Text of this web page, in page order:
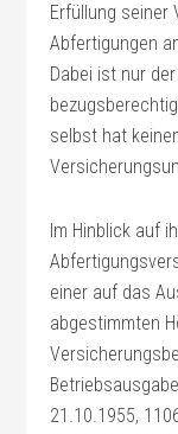
Erfüllung seiner
Abfertigungen
Dabei ist nur
selbst hat
Im Hinblick auf
einer auf das
abgestimmten
21.10.1955,